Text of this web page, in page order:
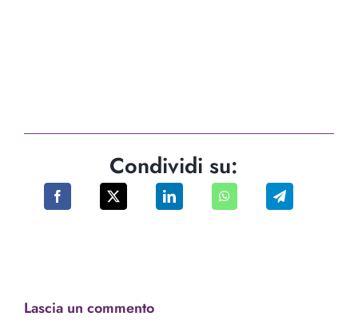
Condividi su:
Lascia un commento